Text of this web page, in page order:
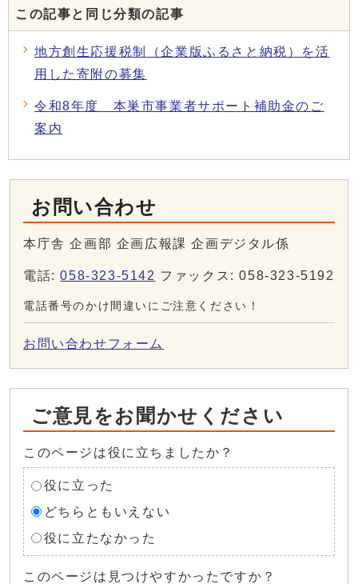
この記事と同じ分類の記事
地方創生応援税制（企業版ふるさと納税）を活
用した寄附の募集
令和8年度 本巣市事業者サポート補助金のご
案内
お問い合わせ
本庁舎 企画部 企画広報課 企画デジタル係
電話:058-323-5142 ファックス: 058-323-5192
電話番号のかけ間違いにご注意ください！
お問い合わせフォーム
ご意見をお聞かせください
このページは役に立ちましたか？
役に立った
どちらともいえない
役に立たなかった
このページは見つけやすかったですか？